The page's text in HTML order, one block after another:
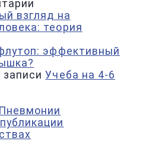
взгляд на
теория
эффективный
записиУчеба на 4-6
Пневмонии